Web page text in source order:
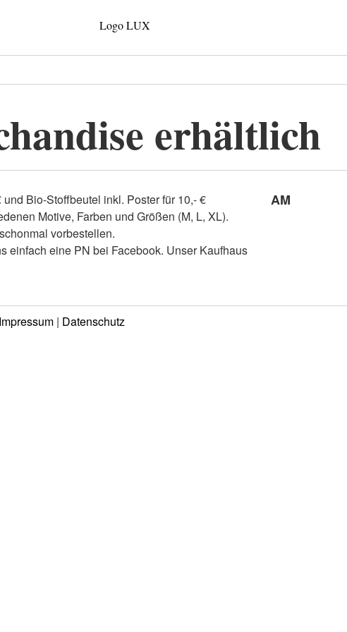
erhältlich
Bio-Stoffbeutel inkl. Poster für 10,- €
Motive, Farben und Größen (M, L, XL).
vorbestellen.
einfach eine PN bei Facebook. Unser Kaufhaus
AM
Impressum | Datenschutz